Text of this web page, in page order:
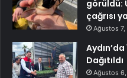
görüldü:
çağrısı
Ağustos
Dağıtıldı
Ağustos